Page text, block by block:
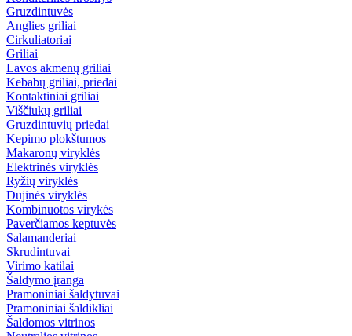
Gruzdintuvės
Anglies griliai
Cirkuliatoriai
Griliai
Lavos akmenų griliai
Kebabų griliai, priedai
Kontaktiniai griliai
Viščiukų griliai
Gruzdintuvių priedai
Kepimo plokštumos
Makaronų viryklės
Elektrinės viryklės
Ryžių viryklės
Dujinės viryklės
Kombinuotos virykės
Paverčiamos keptuvės
Salamanderiai
Skrudintuvai
Virimo katilai
Šaldymo įranga
Pramoniniai šaldytuvai
Pramoniniai šaldikliai
Šaldomos vitrinos